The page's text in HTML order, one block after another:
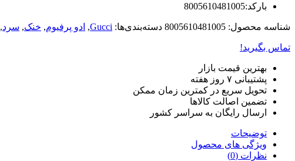
بارکد:8005610481005
شناسه محصول: 8005610481005 دسته‌بندی‌ها: Gucci
, ادو پرفیوم, خنک, سرد,
تماس بگیرید!
بهترین قیمت بازار
پشتیبانی ۷ روز هفته
تحویل سریع در کمترین زمان ممکن
تضمین اصالت کالاها
ارسال رایگان به سراسر کشور
توضیحات
ویژگی های محصول
نظرات (0)